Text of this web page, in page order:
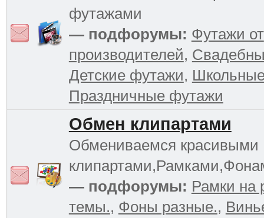
футажами
— подфорумы: Футажи от
производителей,
Детские футажи,
Праздничные футажи
Обмен клипартами
Обмениваемся красивыми
— подфорумы: Рамки на
темы., Фоны разные.,